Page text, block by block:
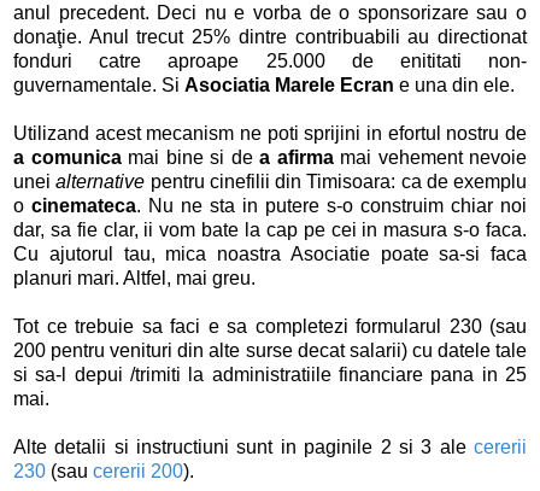
anul precedent. Deci nu e vorba de o sponsorizare sau o
donaţie. Anul trecut 25% dintre contribuabili au directionat
fonduri catre aproape 25.000 de enititati non-
guvernamentale. Si Asociatia Marele Ecran e una din ele.
Utilizand acest mecanism ne poti sprijini in efortul nostru de
a comunicamai bine si de a afirmamai vehement nevoie
uneialternative pentru cinefilii din Timisoara: ca de exemplu
o cinemateca. Nu ne sta in putere s-o construim chiar noi
dar, sa fie clar, ii vom bate la cap pe cei in masura s-o faca.
Cu ajutorul tau, mica noastra Asociatie poate sa-si faca
planuri mari. Altfel, mai greu.
Tot ce trebuie sa faci e sa completezi formularul 230 (sau
200 pentru venituri din alte surse decat salarii) cu datele tale
si sa-l depui /trimiti la administratiile financiare pana in 25
mai.
Alte detalii si instructiuni sunt in paginile 2 si 3 ale cererii
230 (sau cererii 200).